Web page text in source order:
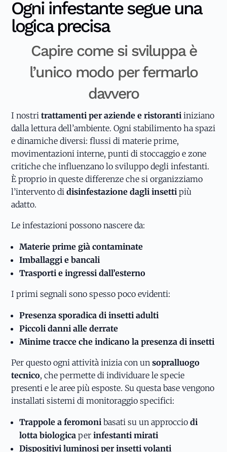
Ogni infestante segue una
logica precisa
Capire come si sviluppa è
l’unico modo per fermarlo
davvero
I nostritrattamenti per aziende e ristoranti iniziano
dalla lettura dell’ambiente. Ogni stabilimento ha spazi
e dinamiche diversi: flussi di materie prime,
movimentazioni interne, punti di stoccaggio e zone
critiche che influenzano lo sviluppo degli infestanti.
È proprio in queste differenze che si organizziamo
l’intervento didisinfestazione dagli insettipiù
adatto.
Le infestazioni possono nascere da:
Materie prime già contaminate
Imballaggi e bancali
Trasporti e ingressi dall’esterno
I primi segnali sono spesso poco evidenti:
Presenza sporadica di insetti adulti
Piccoli danni alle derrate
Minime tracce che indicano la presenza di insetti
Per questo ogni attività inizia con unsopralluogo
tecnico, che permette di individuare le specie
presenti e le aree più esposte. Su questa base vengono
installati sistemi di monitoraggio specifici:
Trappole a feromonibasati su un approccio di
lotta biologicaper infestanti mirati
Dispositivi luminosi per insetti volanti